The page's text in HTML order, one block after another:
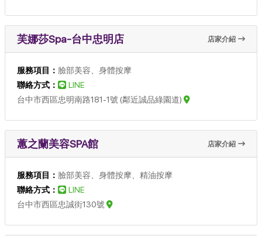
芙娜莎Spa-台中忠明店 店家介紹
服務項目： 臉部美容、身體按摩
聯絡方式：
LINE
台中市西區忠明南路181-1號 (鄰近誠品綠園道)
蕙之蘭美容SPA館 店家介紹
服務項目： 臉部美容、身體按摩、精油按摩
聯絡方式：
LINE
台中市西區忠誠街130號